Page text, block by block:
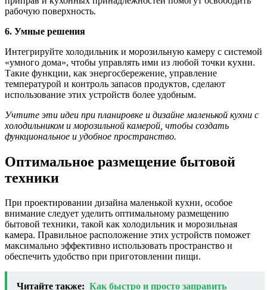
рабочую поверхность.
6. Умные решения
Интегрируйте холодильник и морозильную камеру с системой
«умного дома», чтобы управлять ими из любой точки кухни.
Такие функции, как энергосбережение, управление
температурой и контроль запасов продуктов, сделают
использование этих устройств более удобным.
Учтите эти идеи при планировке и дизайне маленькой кухни с
холодильником и морозильной камерой, чтобы создать
функциональное и удобное пространство.
Оптимальное размещение бытовой
техники
При проектировании дизайна маленькой кухни, особое
внимание следует уделить оптимальному размещению
бытовой техники, такой как холодильник и морозильная
камера. Правильное расположение этих устройств поможет
максимально эффективно использовать пространство и
обеспечить удобство при приготовлении пищи.
Читайте также: Как быстро и просто заправить